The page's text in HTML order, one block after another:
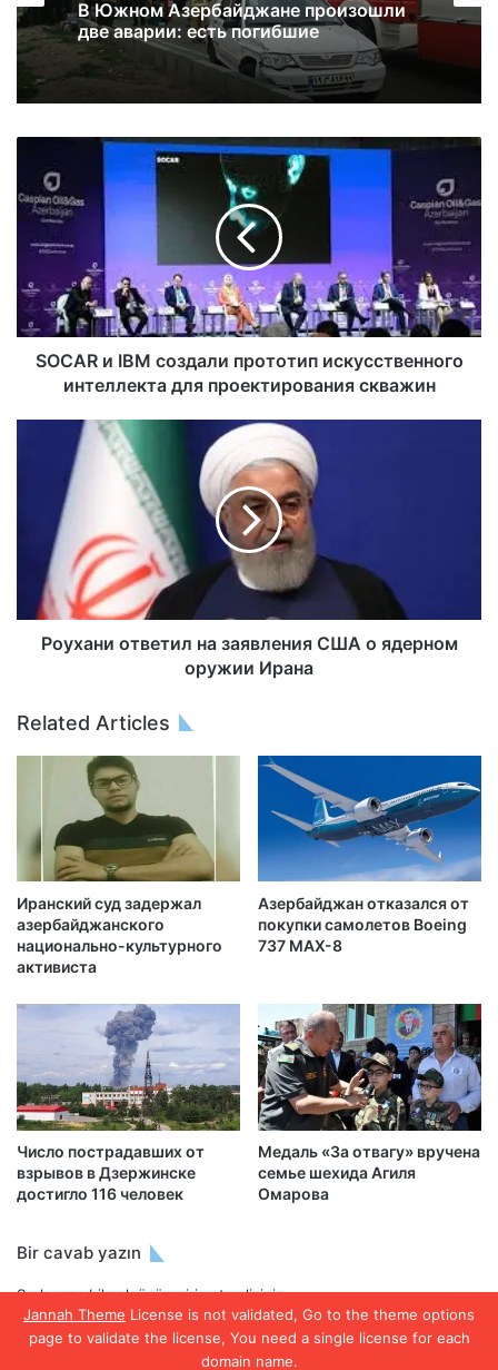
Jannah Theme License is not validated, Go to the theme options
page to validate the license, You need a single license for each
domain name.
В Южном Азербайджане произошли
две аварии: есть погибшие
SOCAR и IBM создали прототип искусственного
интеллекта для проектирования скважин
Роухани ответил на заявления США о ядерном
оружии Ирана
Related Articles
Иранский суд задержал
азербайджанского
национально-культурного
активиста
Азербайджан отказался от
покупки самолетов Boeing
737 MAX-8
Число пострадавших от
взрывов в Дзержинске
достигло 116 человек
Медаль «За отвагу» вручена
семье шехида Агиля
Омарова
Bir cavab yazın
Şərh yaza bilmək üçüngiriş etməlisiniz.